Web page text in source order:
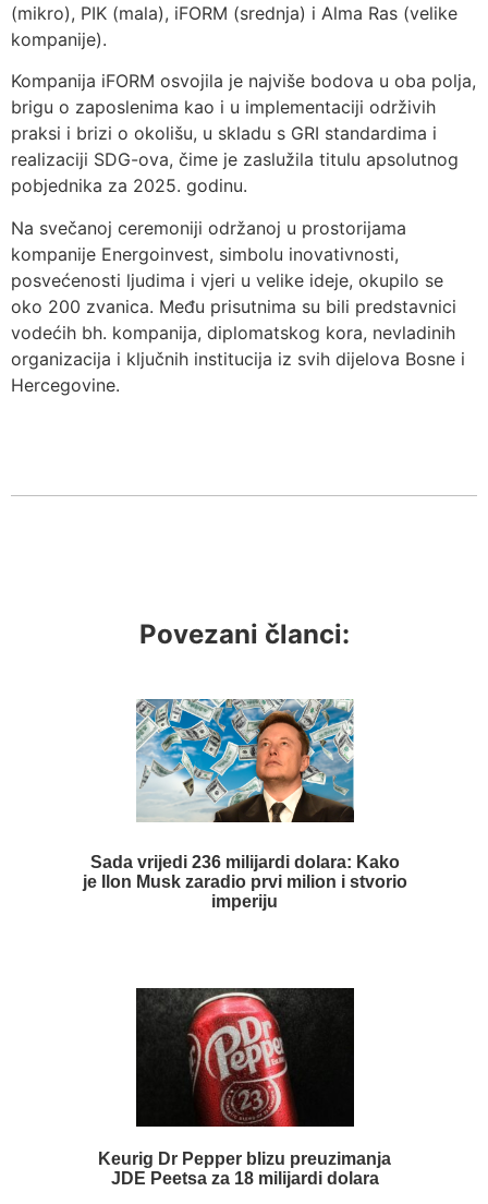
(mikro), PIK (mala), iFORM (srednja) i Alma Ras (velike
kompanije).
Kompanija iFORM osvojila je najviše bodova u oba polja,
brigu o zaposlenima kao i u implementaciji održivih
praksi i brizi o okolišu, u skladu s GRI standardima i
realizaciji SDG-ova, čime je zaslužila titulu apsolutnog
pobjednika za 2025. godinu.
Na svečanoj ceremoniji održanoj u prostorijama
kompanije Energoinvest, simbolu inovativnosti,
posvećenosti ljudima i vjeri u velike ideje, okupilo se
oko 200 zvanica. Među prisutnima su bili predstavnici
vodećih bh. kompanija, diplomatskog kora, nevladinih
organizacija i ključnih institucija iz svih dijelova Bosne i
Hercegovine.
Povezani članci:
Sada vrijedi 236 milijardi dolara: Kako
je Ilon Musk zaradio prvi milion i stvorio
imperiju
Keurig Dr Pepper blizu preuzimanja
JDE Peetsa za 18 milijardi dolara